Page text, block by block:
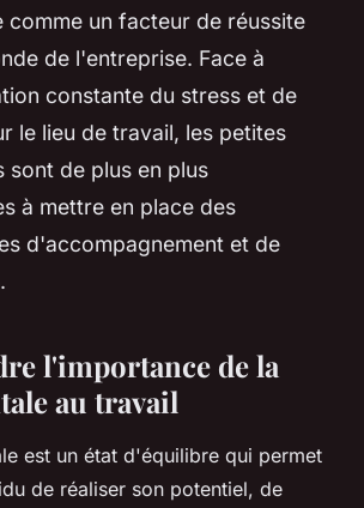
comme un facteur de réussite
de l'entreprise. Face à
constante du stress et de
le lieu de travail, les petites
sont de plus en plus
à mettre en place des
d'accompagnement et de
l'importance de la
au travail
est un état d'équilibre qui permet
de réaliser son potentiel, de